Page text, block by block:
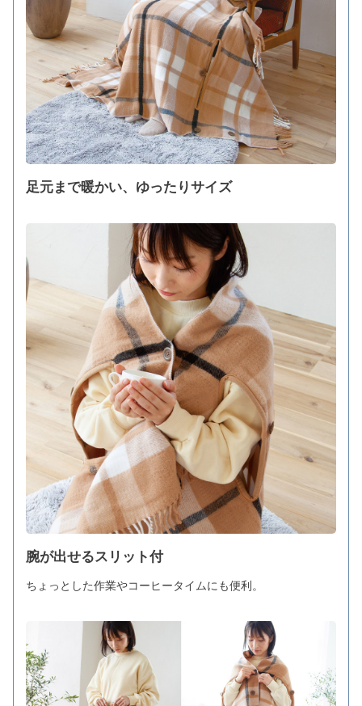
足元まで暖かい、ゆったりサイズ
腕が出せるスリット付
ちょっとした作業やコーヒータイムにも便利。